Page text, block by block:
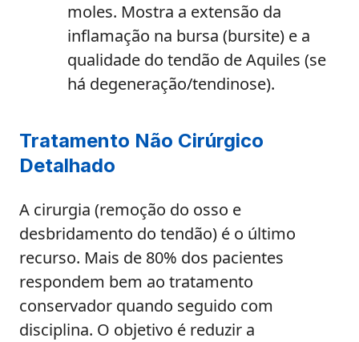
moles. Mostra a extensão da
inflamação na bursa (bursite) e a
qualidade do tendão de Aquiles (se
há degeneração/tendinose).
Tratamento Não Cirúrgico
Detalhado
A cirurgia (remoção do osso e
desbridamento do tendão) é o último
recurso. Mais de 80% dos pacientes
respondem bem ao tratamento
conservador quando seguido com
disciplina. O objetivo é reduzir a